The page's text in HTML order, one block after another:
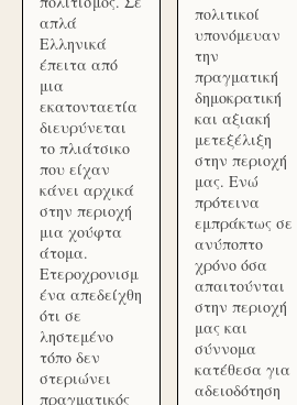
απλά
Ελληνικά
έπειτα από
μια
εκατονταετία
διευρύνεται
το πλιάτσικο
που είχαν
κάνει αρχικά
στην περιοχή
μια χούφτα
άτομα.
Ετεροχρονισμ
ένα απεδείχθη
ότι σε
ληστεμένο
τόπο δεν
στεριώνει
πραγματικός
πολιτικοί
υπονόμευαν
την
πραγματική
δημοκρατική
και αξιακή
μετεξέλιξη
στην περιοχή
μας. Ενώ
πρότεινα
εμπράκτως σε
ανύποπτο
χρόνο όσα
απαιτούνται
στην περιοχή
μας και
σύννομα
κατέθεσα για
αδειοδότηση